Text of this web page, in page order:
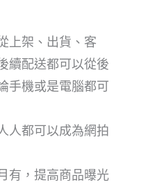
上架、出貨、客
續配送都可以從後
手機或是電腦都可
人都可以成為網拍
有，提高商品曝光